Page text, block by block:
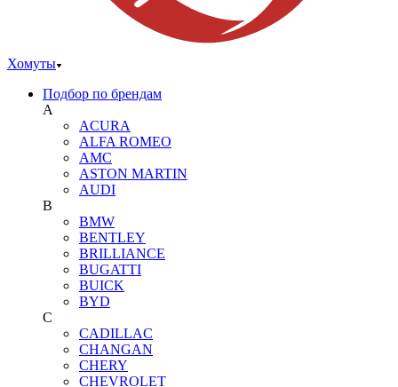
Хомуты
Подбор по брендам
A
ACURA
ALFA ROMEO
AMC
ASTON MARTIN
AUDI
B
BMW
BENTLEY
BRILLIANCE
BUGATTI
BUICK
BYD
C
CADILLAC
CHANGAN
CHERY
CHEVROLET